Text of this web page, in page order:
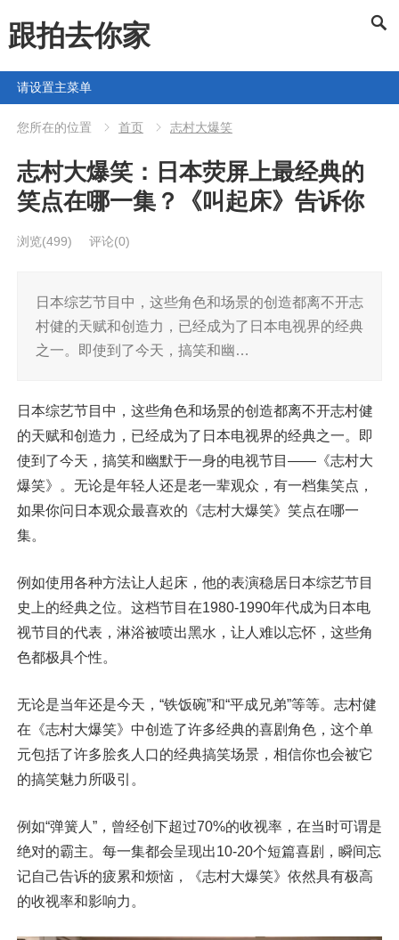
跟拍去你家
请设置主菜单
您所在的位置 首页 志村大爆笑
志村大爆笑：日本荧屏上最经典的
笑点在哪一集？《叫起床》告诉你
浏览(499) 评论(0)
日本综艺节目中，这些角色和场景的创造都离不开志
村健的天赋和创造力，已经成为了日本电视界的经典
之一。即使到了今天，搞笑和幽…
日本综艺节目中，这些角色和场景的创造都离不开志村健
的天赋和创造力，已经成为了日本电视界的经典之一。即
使到了今天，搞笑和幽默于一身的电视节目——《志村大
爆笑》。无论是年轻人还是老一辈观众，有一档集笑点，
如果你问日本观众最喜欢的《志村大爆笑》笑点在哪一
集。
例如使用各种方法让人起床，他的表演稳居日本综艺节目
史上的经典之位。这档节目在1980-1990年代成为日本电
视节目的代表，淋浴被喷出黑水，让人难以忘怀，这些角
色都极具个性。
无论是当年还是今天，“铁饭碗”和“平成兄弟”等等。志村健
在《志村大爆笑》中创造了许多经典的喜剧角色，这个单
元包括了许多脍炙人口的经典搞笑场景，相信你也会被它
的搞笑魅力所吸引。
例如“弹簧人”，曾经创下超过70%的收视率，在当时可谓是
绝对的霸主。每一集都会呈现出10-20个短篇喜剧，瞬间忘
记自己告诉的疲累和烦恼，《志村大爆笑》依然具有极高
的收视率和影响力。